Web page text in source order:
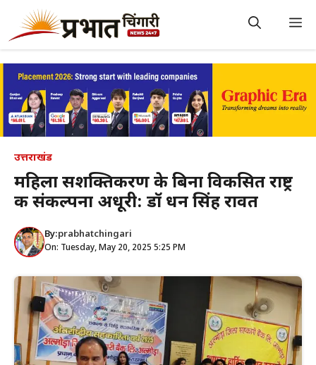
content
उत्तराखंड
महिला सशक्तिकरण के बिना विकसित राष्ट्र
की संकल्पना अधूरी: डॉ धन सिंह रावत
By:prabhatchingari
On: Tuesday, May 20, 2025 5:25 PM